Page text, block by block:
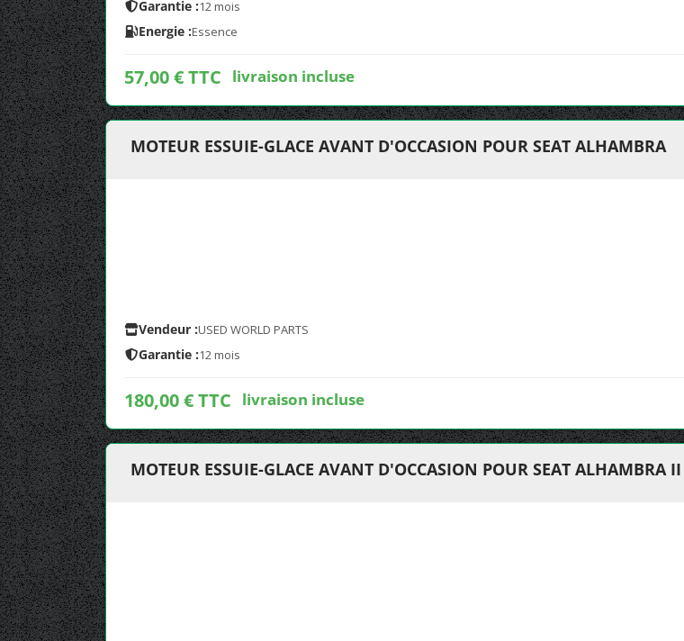
Garantie :12 mois
Energie :Essence
57,00 € TTC livraison incluse
MOTEUR ESSUIE-GLACE AVANT D'OCCASION POUR SEAT ALHAMBRA
Vendeur :USED WORLD PARTS
Garantie :12 mois
180,00 € TTC livraison incluse
MOTEUR ESSUIE-GLACE AVANT D'OCCASION POUR SEAT ALHAMBRA II